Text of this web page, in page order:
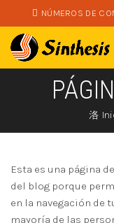
NÚMEROS DE
Esta es una página
del blog porque
en la navegación de
mayoría de las